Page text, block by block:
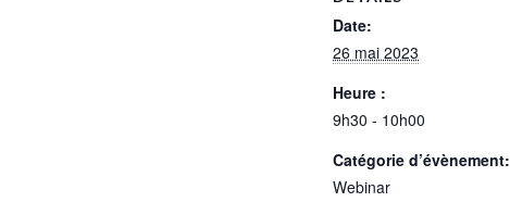
Date:
26 mai 2023
Heure :
9h30 - 10h00
Catégorie d’évènement:
Webinar